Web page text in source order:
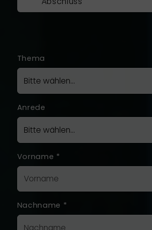
Zusammenarbeit bedanken!
Thema
Anrede
Vorname *
Nachname *